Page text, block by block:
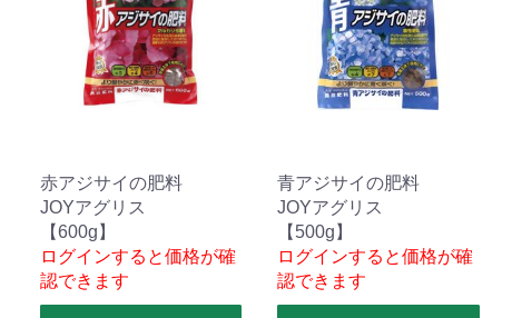
赤アジサイの肥料
JOYアグリス
【600g】
ログインすると価格が確
認できます
青アジサイの肥料
JOYアグリス
【500g】
ログインすると価格が確
認できます